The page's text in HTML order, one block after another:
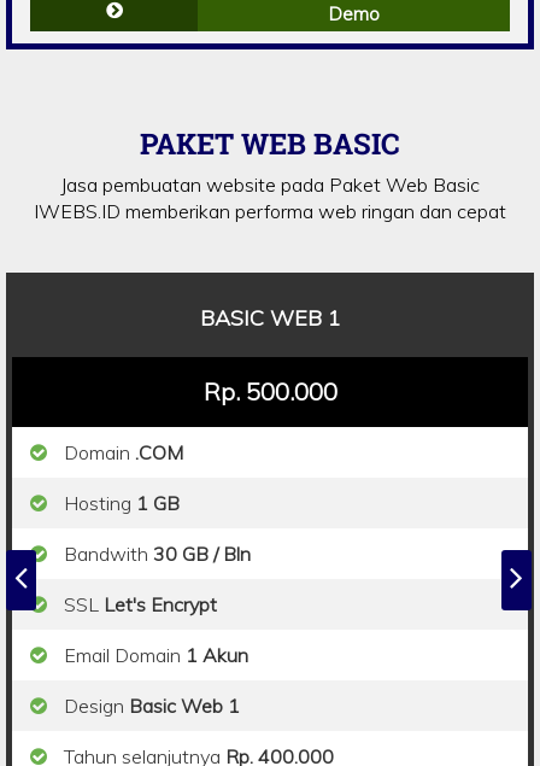
Demo
PAKET WEB BASIC
Jasa pembuatan website pada Paket Web Basic
IWEBS.ID memberikan performa web ringan dan cepat
BASIC WEB 1
Rp. 500.000
Domain .COM
Hosting 1 GB
Bandwith 30 GB / Bln
SSL Let's Encrypt
Email Domain 1 Akun
Design Basic Web 1
Tahun selanjutnya Rp. 400.000